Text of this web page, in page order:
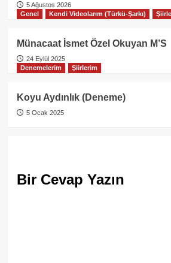
5 Ağustos 2026
Genel
Kendi Videolarım (Türkü-Şarkı)
Münacaat İsmet Özel Okuyan M’S
24 Eylül 2025
Denemelerim
Şiirlerim
Koyu Aydınlık (Deneme)
5 Ocak 2025
Bir Cevap Yazın